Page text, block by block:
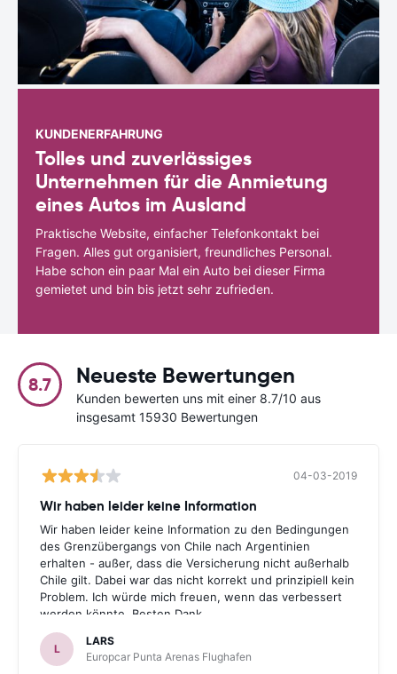
KUNDENERFAHRUNG
Tolles und zuverlässiges
Unternehmen für die Anmietung
eines Autos im Ausland
Praktische Website, einfacher Telefonkontakt bei
Fragen. Alles gut organisiert, freundliches Personal.
Habe schon ein paar Mal ein Auto bei dieser Firma
gemietet und bin bis jetzt sehr zufrieden.
8.7 Neueste Bewertungen
Kunden bewerten uns mit einer 8.7/10 aus
insgesamt 15930 Bewertungen
04-03-2019
Wir haben leider keine Information
Wir haben leider keine Information zu den Bedingungen
des Grenzübergangs von Chile nach Argentinien
erhalten - außer, dass die Versicherung nicht außerhalb
Chile gilt. Dabei war das nicht korrekt und prinzipiell kein
Problem. Ich würde mich freuen, wenn das verbessert
werden könnte. Besten Dank.
L
LARS
Europcar Punta Arenas Flughafen